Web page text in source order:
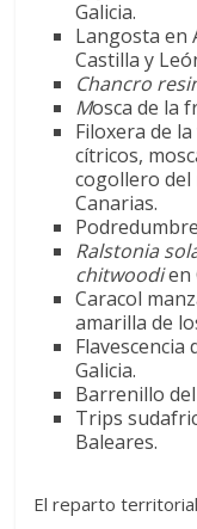
Galicia.
Langosta en
Castilla y
Chancro
Mosca de la
Filoxera de
cítricos,
cogollero del
Canarias.
Ralstonia
chitwoodien
Caracol
amarilla de
Flavescencia
Galicia.
Barrenillo
Trips
Baleares.
El reparto